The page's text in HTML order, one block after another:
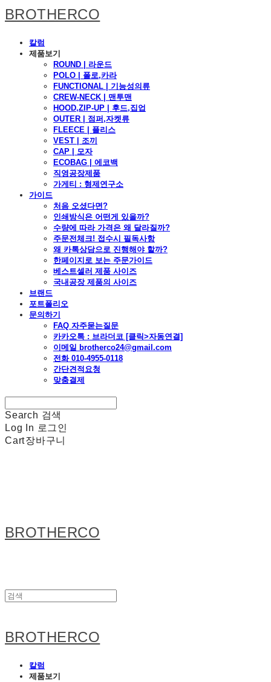
BROTHERCO
칼럼
제품보기
ROUND | 라운드
POLO | 폴로,카라
FUNCTIONAL | 기능성의류
CREW-NECK | 맨투맨
HOOD,ZIP-UP | 후드,집업
OUTER | 점퍼,자켓류
FLEECE | 플리스
VEST | 조끼
CAP | 모자
ECOBAG | 에코백
직영공장제품
가게티 : 형제연구소
가이드
처음 오셨다면?
인쇄방식은 어떤게 있을까?
수량에 따라 가격은 왜 달라질까?
주문전체크! 접수시 필독사항
왜 카톡상담으로 진행해야 할까?
한페이지로 보는 주문가이드
베스트셀러 제품 사이즈
국내공장 제품의 사이즈
브랜드
포트폴리오
문의하기
FAQ 자주묻는질문
카카오톡 : 브라더코 [클릭>자동연결]
이메일 brotherco24@gmail.com
전화 010-4955-0118
간단견적요청
맞춤결제
Search 검색
Log In 로그인
Cart장바구니
BROTHERCO
BROTHERCO
칼럼
제품보기